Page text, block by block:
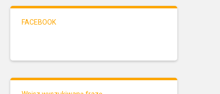
FACEBOOK